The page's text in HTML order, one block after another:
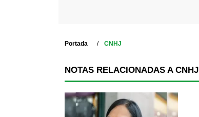
Portada CNHJ
NOTAS RELACIONADAS A CNHJ